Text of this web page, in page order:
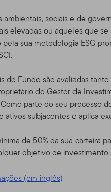
sociais e de
elevadas ou aqueles que
sua metodologia ESG
do Fundo são avaliadas
do Gestor de
parte do seu processo
subjacentes e aplica
de 50% da sua carteira
objetivo de
(em inglês)
do
como um serviço, e para
investimento global que
Templeton, a Franklin
bem como serviços
como contas de serviço de
para
a certos sub-distribuidores